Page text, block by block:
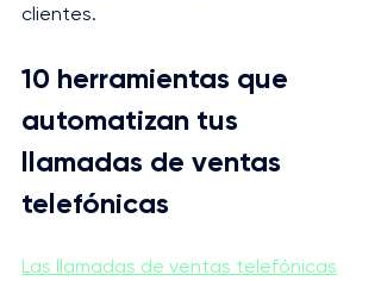
clientes.
10 herramientas que
automatizan tus
llamadas de ventas
telefónicas
Las llamadas de ventas telefónicas